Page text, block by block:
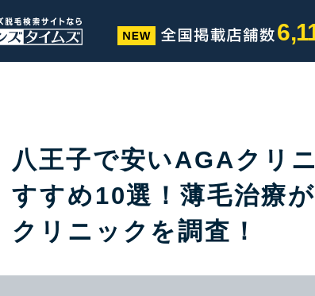
八王子で安いAGAクリ
すすめ10選！薄毛治療
クリニックを調査！